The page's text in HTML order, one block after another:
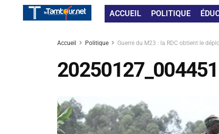
ACCUEIL POLITIQUE
Accueil Politique Guerre du M23 : la RDC obtient le
20250127_004451